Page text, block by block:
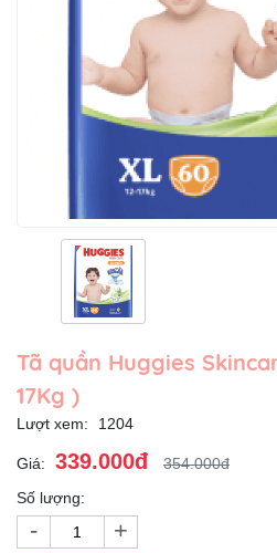
Tã quần Huggies
17Kg )
Lượt xem: 1204
Giá: 339.000đ
354.000đ
Số lượng:
- +